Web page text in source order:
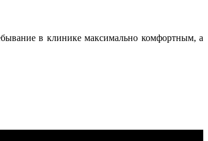
в клинике максимально комфортным, а